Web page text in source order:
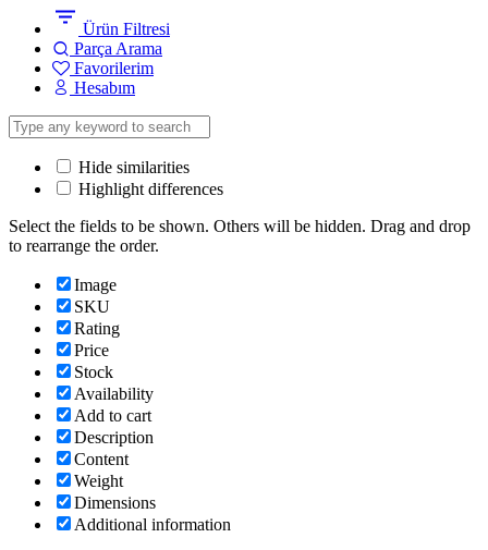
Ürün Filtresi
Parça Arama
Favorilerim
Hesabım
Hide similarities
Highlight differences
Select the fields to be shown. Others will be hidden. Drag and drop
to rearrange the order.
Image
SKU
Rating
Price
Stock
Availability
Add to cart
Description
Content
Weight
Dimensions
Additional information